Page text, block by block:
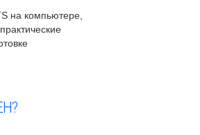
на компьютере,